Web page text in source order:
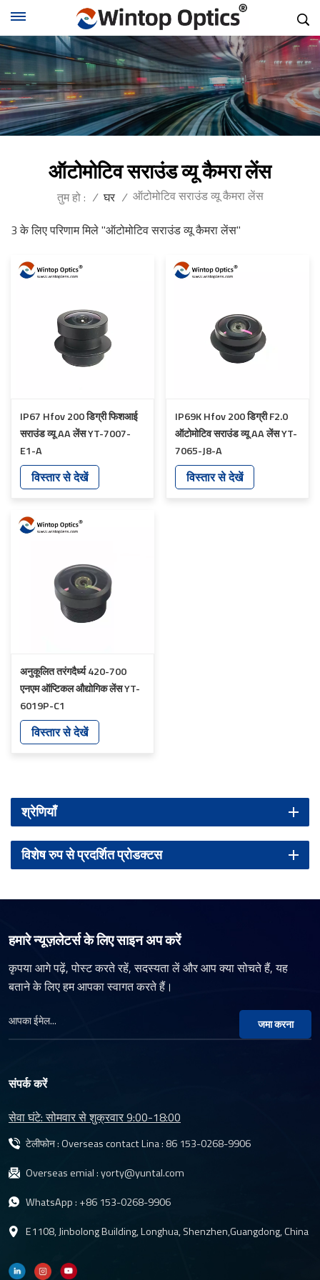
ऑटोमोटिव सराउंड व्यू कैमरा लेंस
तुम हो : / घर / ऑटोमोटिव सराउंड व्यू कैमरा लेंस
3 के लिए परिणाम मिले "ऑटोमोटिव सराउंड व्यू कैमरा लेंस"
IP67 Hfov 200 डिग्री फिशआई
सराउंड व्यू AA लेंस YT-7007-
E1-A
विस्तार से देखें
IP69K Hfov 200 डिग्री F2.0
ऑटोमोटिव सराउंड व्यू AA लेंस YT-
7065-J8-A
विस्तार से देखें
अनुकूलित तरंगदैर्ध्य 420-700
एनएम ऑप्टिकल औद्योगिक लेंस YT-
6019P-C1
विस्तार से देखें
श्रेणियाँ
विशेष रुप से प्रदर्शित प्रोडक्टस
हमारे न्यूज़लेटर्स के लिए साइन अप करें
कृपया आगे पढ़ें, पोस्ट करते रहें, सदस्यता लें और आप क्या सोचते हैं, यह
बताने के लिए हम आपका स्वागत करते हैं।
जमा करना
संपर्क करें
सेवा घंटे: सोमवार से शुक्रवार 9:00-18:00
टेलीफोन : Overseas contact Lina : 86 153-0268-9906
Overseas emial :yorty@yuntal.com
WhatsApp : +86 153-0268-9906
E1108, Jinbolong Building, Longhua, Shenzhen,Guangdong, China